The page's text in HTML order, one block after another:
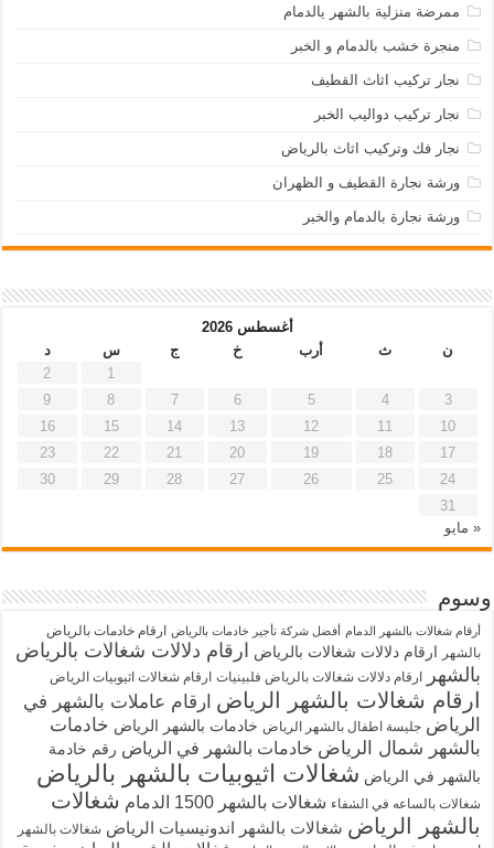
ممرضة منزلية بالشهر يالدمام
منجرة خشب بالدمام و الخبر
نجار تركيب اثاث القطيف
نجار تركيب دواليب الخبر
نجار فك وتركيب اثاث بالرياض
ورشة نجارة القطيف و الظهران
ورشة نجارة بالدمام والخبر
أغسطس 2026
ن
ث أرب خ ج س
د
1
2
3
4
5
6
7
8
9
10
11
12
13
14
15
16
17
18
19
20
21
22
23
24
25
26
27
28
29
30
31
« مايو
وسوم
أرقام شغالات بالشهر الدمام أفضل شركة تأجير خادمات بالرياض
ارقام خادمات بالرياض
بالشهر
ارقام دلالات شغالات بالرياض ارقام دلالات شغالات بالرياض
بالشهر
ارقام دلالات شغالات بالرياض فلبينيات ارقام شغالات اثيوبيات الرياض
ارقام شغالات بالشهر الرياض ارقام عاملات بالشهر في
الرياض جليسة اطفال بالشهر الرياض خادمات بالشهر الرياض خادمات
بالشهر شمال الرياض خادمات بالشهر في الرياض رقم خادمة
بالشهر في الرياض شغالات اثيوبيات بالشهر بالرياض
شغالات بالساعه في الشفاء شغالات بالشهر 1500 الدمام
شغالات
بالشهر الرياض شغالات بالشهر اندونيسيات الرياض شغالات بالشهر